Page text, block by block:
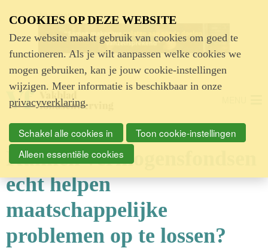
Advertentie
Kunnen vermogensfondsen
echt helpen
maatschappelijke
problemen op te lossen?
COOKIES OP DEZE WEBSITE
Deze website maakt gebruik van cookies om goed te
functioneren. Als je wilt aanpassen welke cookies we
mogen gebruiken, kan je jouw cookie-instellingen
wijzigen. Meer informatie is beschikbaar in onze
privacyverklaring.
Schakel alle cookies in
Toon cookie-instellingen
Alleen essentiële cookies